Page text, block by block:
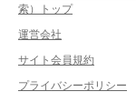
索）トップ
運営会社
サイト会員規約
プライバシーポリシー